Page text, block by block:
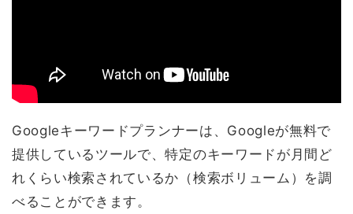
Googleキーワードプランナーは、Googleが無料で
提供しているツールで、特定のキーワードが月間ど
れくらい検索されているか（検索ボリューム）を調
べることができます。